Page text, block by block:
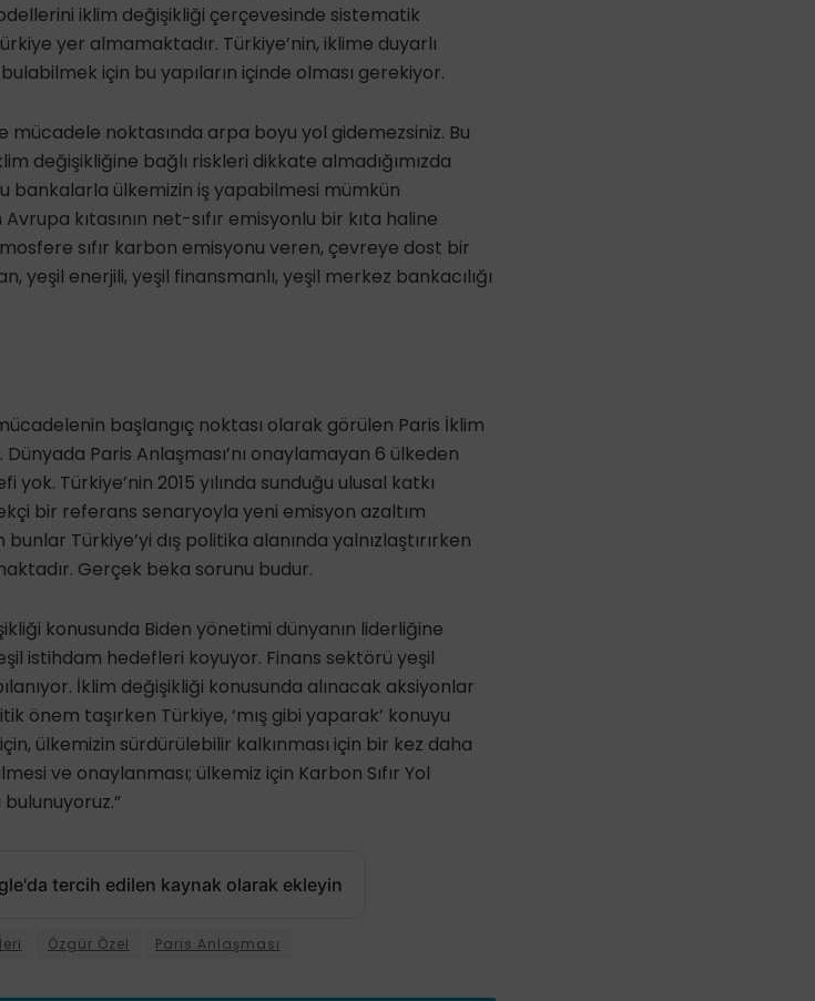
iklim değişikliği çerçevesinde sistematik
yer almamaktadır. Türkiye’nin, iklime duyarlı
için bu yapıların içinde olması gerekiyor.
noktasında arpa boyu yol gidemezsiniz. Bu
değişikliğine bağlı riskleri dikkate almadığımızda
bankalarla ülkemizin iş yapabilmesi mümkün
kıtasının net-sıfır emisyonlu bir kıta haline
sıfır karbon emisyonu veren, çevreye dost bir
yeşil enerjili, yeşil finansmanlı, yeşil merkez bankacılığı
başlangıç noktası olarak görülen Paris İklim
Dünyada Paris Anlaşması’nı onaylamayan 6 ülkeden
Türkiye’nin 2015 yılında sunduğu ulusal katkı
bir referans senaryoyla yeni emisyon azaltım
Türkiye’yi dış politika alanında yalnızlaştırırken
Gerçek beka sorunu budur.
konusunda Biden yönetimi dünyanın liderliğine
istihdam hedefleri koyuyor. Finans sektörü yeşil
İklim değişikliği konusunda alınacak aksiyonlar
önem taşırken Türkiye, ‘mış gibi yaparak’ konuyu
ülkemizin sürdürülebilir kalkınması için bir kez daha
ve onaylanması; ülkemiz için Karbon Sıfır Yol
bulunuyoruz.”
tercih edilen kaynak olarak ekleyin
Özgür Özel Paris Anlaşması